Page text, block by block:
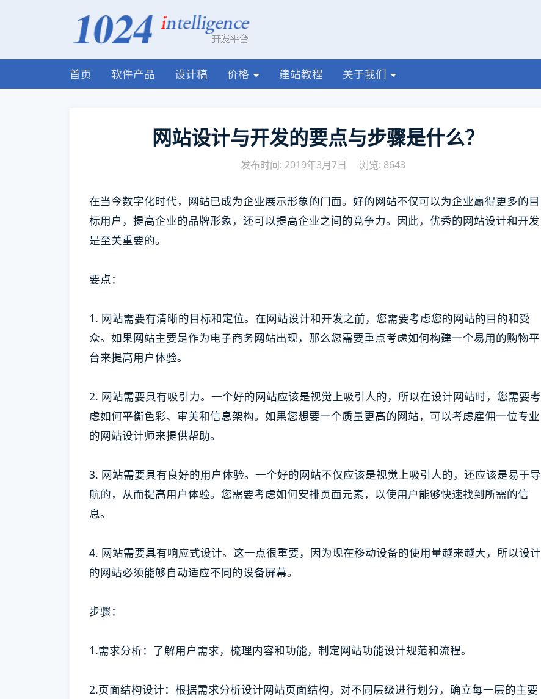
首页 软件产品 设计稿 价格 建站教程 关于我们
网站设计与开发的要点与步骤是什么？
发布时间: 2019年3月7日 浏览: 8643
在当今数字化时代，网站已成为企业展示形象的门面。好的网站不仅可以为企业赢得更多的目
标用户，提高企业的品牌形象，还可以提高企业之间的竞争力。因此，优秀的网站设计和开发
是至关重要的。
要点：
1. 网站需要有清晰的目标和定位。在网站设计和开发之前，您需要考虑您的网站的目的和受
众。如果网站主要是作为电子商务网站出现，那么您需要重点考虑如何构建一个易用的购物平
台来提高用户体验。
2. 网站需要具有吸引力。一个好的网站应该是视觉上吸引人的，所以在设计网站时，您需要考
虑如何平衡色彩、审美和信息架构。如果您想要一个质量更高的网站，可以考虑雇佣一位专业
的网站设计师来提供帮助。
3. 网站需要具有良好的用户体验。一个好的网站不仅应该是视觉上吸引人的，还应该是易于导
航的，从而提高用户体验。您需要考虑如何安排页面元素，以使用户能够快速找到所需的信
息。
4. 网站需要具有响应式设计。这一点很重要，因为现在移动设备的使用量越来越大，所以设计
的网站必须能够自动适应不同的设备屏幕。
步骤：
1.需求分析：了解用户需求，梳理内容和功能，制定网站功能设计规范和流程。
2.页面结构设计：根据需求分析设计网站页面结构，对不同层级进行划分，确立每一层的主要